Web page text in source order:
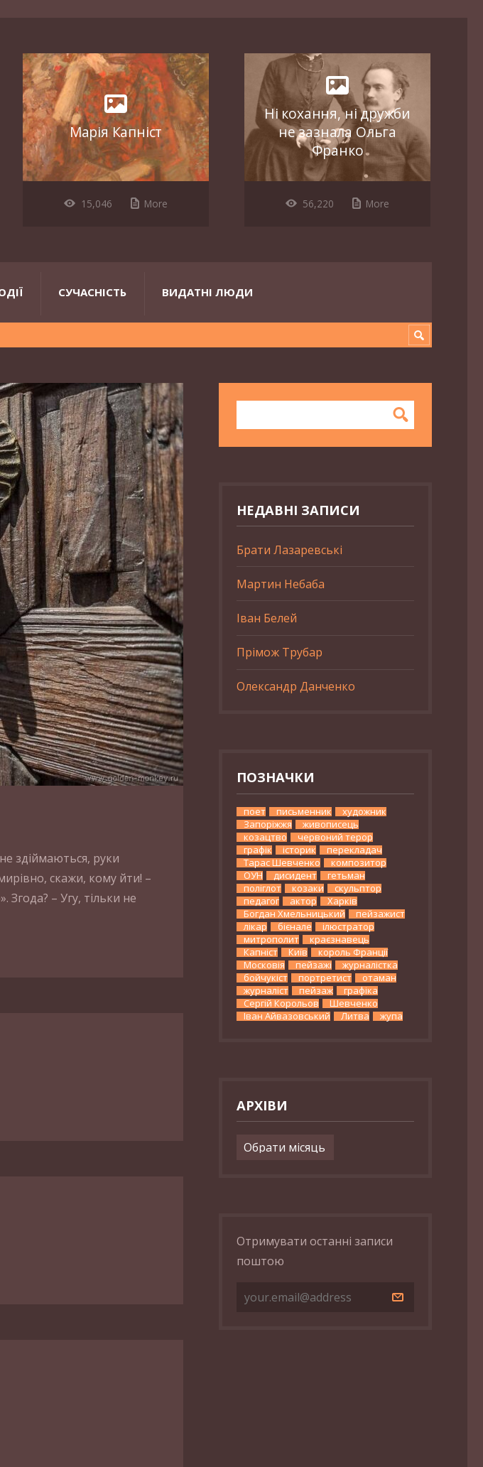
Марія Капніст
15,046 More
Ні кохання, ні дружби
не зазнала Ольга
Франко
56,220 More
СУЧАСНІСТЬ ВИДАТНІ ЛЮДИ
здіймаються, руки
скажи, кому йти! –
– Угу, тільки не
НЕДАВНІ ЗАПИСИ
Брати Лазаревські
Мартин Небаба
Іван Белей
Прімож Трубар
Олександр Данченко
ПОЗНАЧКИ
поет письменник
художник
Запоріжжя
живописець
козацтво
червоний терор
графік
історик
перекладач
Тарас Шевченко
композитор
ОУН
дисидент
гетьман
поліглот
козаки
скульптор
педагог
актор
Харків
Богдан Хмельницький
пейзажист
лікар
бієнале
ілюстратор
митрополит
краєзнавець
Капніст
Київ
король Франції
Московія
пейзажі
журналістка
бойчукіст
портретист
отаман
журналіст
пейзаж
графіка
Сергій Корольов
Шевченко
Іван Айвазовський
Литва жупа
АРХІВИ
Архіви
Отримувати останні записи
поштою